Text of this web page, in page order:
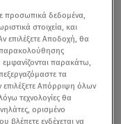
προσωπικά δεδομένα,
στοιχεία, και
επιλέξετε Αποδοχή, θα
παρακολούθησης
παρακάτω,
τα
Απόρριψη όλων
τεχνολογίες θα
ορισμένο
βλέπετε ενδέχεται να